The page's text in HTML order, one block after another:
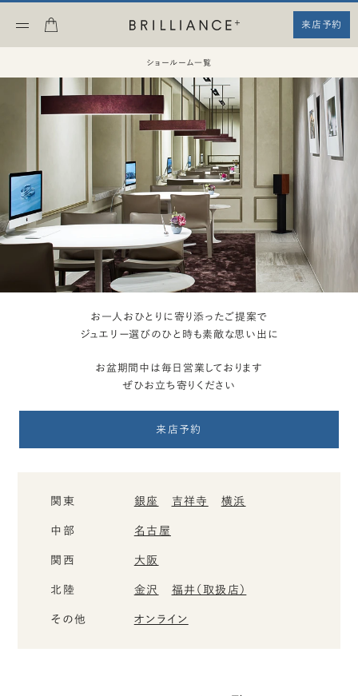
来店予約
ショールーム一覧
お一人おひとりに寄り添ったご提案で
ジュエリー選びのひと時も素敵な思い出に
お盆期間中は毎日営業しております
ぜひお立ち寄りください
来店予約
関東 銀座 吉祥寺 横浜
中部 名古屋
関西 大阪
北陸 金沢 福井（取扱店）
その他 オンライン